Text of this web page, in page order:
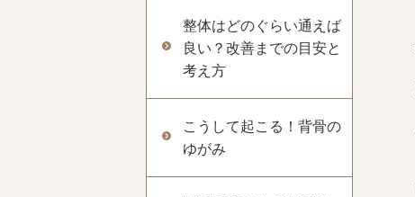
整体はどのぐらい通えば
良い？改善までの目安と
考え方
こうして起こる！背骨の
ゆがみ